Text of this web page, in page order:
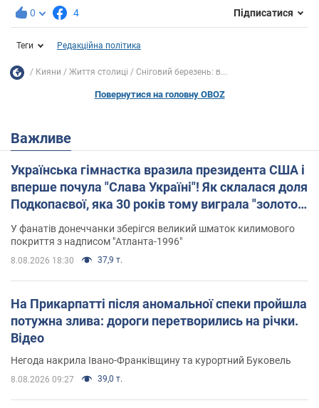
0 4 Підписатися
Теги Редакційна політика
Кияни Життя столиці Сніговий березень: в...
Повернутися на головну OBOZ
Важливе
Українська гімнастка вразила президента США і
вперше почула "Слава Україні"! Як склалася доля
Подкопаєвої, яка 30 років тому виграла "золото"
Олімпіади
У фанатів донеччанки зберігся великий шматок килимового
покриття з надписом "Атланта-1996"
8.08.2026 18:30 37,9 т.
На Прикарпатті після аномальної спеки пройшла
потужна злива: дороги перетворились на річки.
Відео
Негода накрила Івано-Франківщину та курортний Буковель
8.08.2026 09:27 39,0 т.